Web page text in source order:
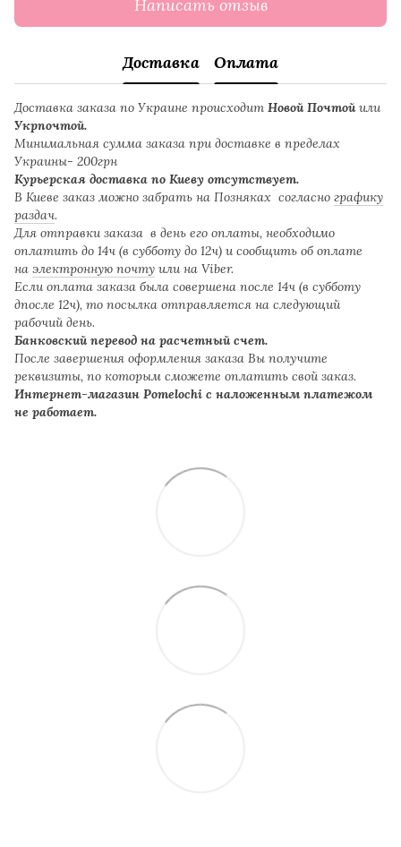
Написать отзыв
Доставка Оплата
Доставка заказа по Украине происходит Новой Почтой или
Укрпочтой.
Минимальная сумма заказа при доставке в пределах
Украины- 200грн
Курьерская доставка по Киеву отсутствует.
В Киеве заказ можно забрать на Позняках согласно графику
раздач.
Для отправки заказа в день его оплаты, необходимо
оплатить до 14ч (в субботу до 12ч) и сообщить об оплате
на электронную почту или на Viber.
Если оплата заказа была совершена после 14ч (в субботу
дпосле 12ч), то посылка отправляется на следующий
рабочий день.
Банковский перевод на расчетный счет.
После завершения оформления заказа Вы получите
реквизиты, по которым сможете оплатить свой заказ.
Интернет-магазин Pomelochi с наложенным платежом
не работает.